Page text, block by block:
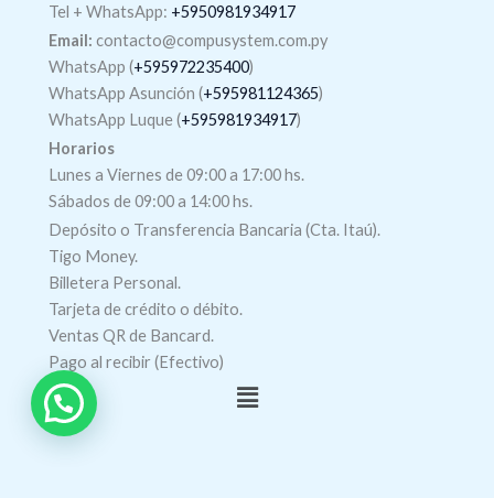
Tel + WhatsApp: +5950981934917
Email: contacto@compusystem.com.py
WhatsApp (+595972235400)
WhatsApp Asunción (+595981124365)
WhatsApp Luque (+595981934917)
Horarios
Lunes a Viernes de 09:00 a 17:00 hs.
Sábados de 09:00 a 14:00 hs.
Depósito o Transferencia Bancaria (Cta. Itaú).
Tigo Money.
Billetera Personal.
Tarjeta de crédito o débito.
Ventas QR de Bancard.
Pago al recibir (Efectivo)
Menú